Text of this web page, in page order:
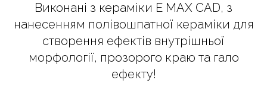
Виконані з кераміки E MAX CAD, з
нанесенням полівошпатної кераміки для
створення ефектів внутрішньої
морфології, прозорого краю та гало
ефекту!